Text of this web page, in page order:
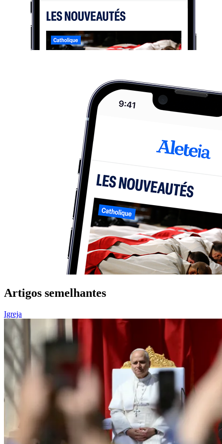
Artigos semelhantes
Igreja